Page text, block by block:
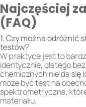
Najczęściej
(FAQ)
1. Czy można odróżnić
testów?
W praktyce jest to
identycznie, dlatego
chemicznych nie da się
może być test na
spektrometryczna,
materiału.